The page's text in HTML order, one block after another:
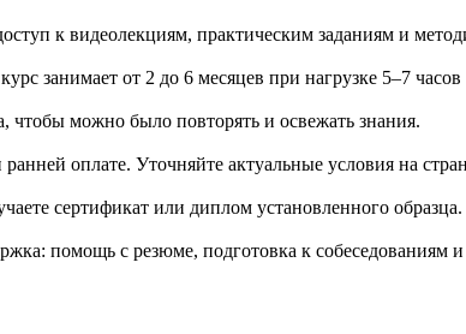
к видеолекциям, практическим заданиям и
занимает от 2 до 6 месяцев при нагрузке 5–7
чтобы можно было повторять и освежать знания.
оплате. Уточняйте актуальные условия на
сертификат или диплом установленного образца.
помощь с резюме, подготовка к собеседованиям